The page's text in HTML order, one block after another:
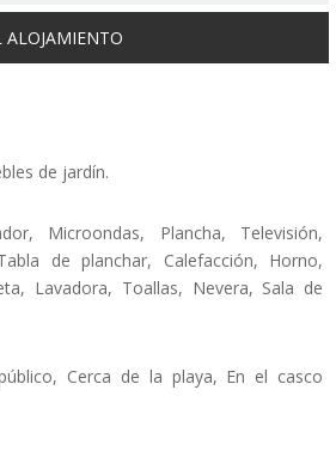
ALOJAMIENTO
de jardín.
Microondas, Plancha, Televisión,
de planchar, Calefacción, Horno,
Lavadora, Toallas, Nevera, Sala de
Cerca de la playa, En el casco